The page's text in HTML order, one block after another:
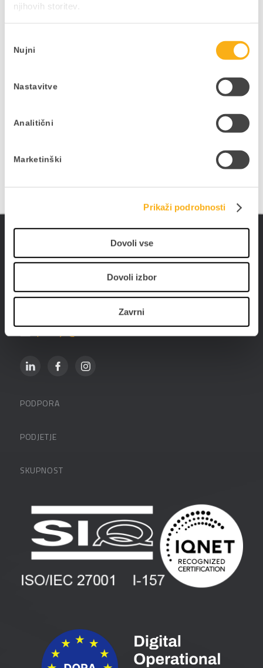
njihovih storitev.
soglasja
Nujni
Nastavitve
Analitični
Marketinški
Prikaži podrobnosti
Dovoli vse
Dovoli izbor
Zavrni
Ne zamudite podjetniških
pisane na kožo vaši dejavnosti in vašim
Datalab SI d.o.o.
Hajdrihova ulica 28c
prodaja@datalab.si
PODPORA
FAQ – pogosta vprašanja
PODJETJE
Zaposlitev
Vlagatelji
Pogoji in pogodbe
SKUPNOST
Blog
Spletni seminarji